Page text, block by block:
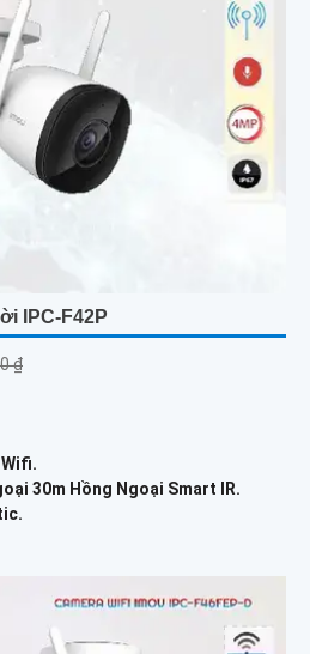
IPC-F42P
₫
Wifi.
30m Hồng Ngoại Smart IR.